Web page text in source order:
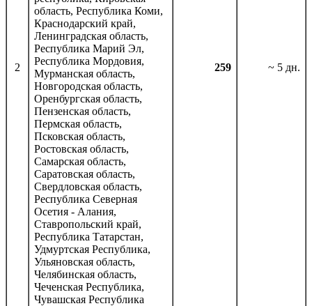
2
область, Республика Коми,
Краснодарский край,
Ленинградская область,
Республика Марий Эл,
Республика Мордовия,
Мурманская область,
Новгородская область,
Оренбургская область,
Пензенская область,
Пермская область,
Псковская область,
Ростовская область,
Самарская область,
Саратовская область,
Свердловская область,
Республика Северная
Осетия - Алания,
Ставропольский край,
Республика Татарстан,
Удмуртская Республика,
Ульяновская область,
Челябинская область,
Чеченская Республика,
Чувашская Республика
259 ~ 5 дн.